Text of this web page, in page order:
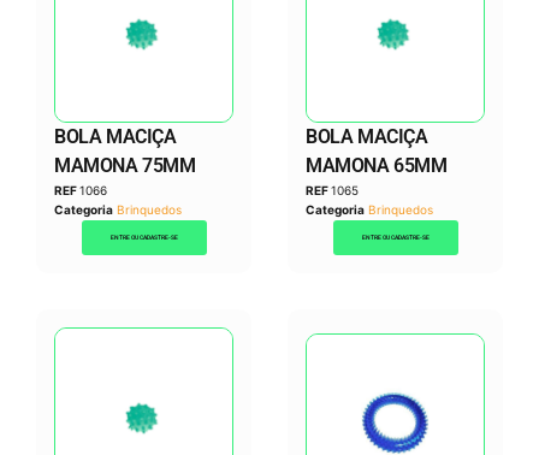
BOLA MACIÇA
MAMONA 75MM
REF1066
Categoria Brinquedos
ENTRE OU CADASTRE-SE
BOLA MACIÇA
MAMONA 65MM
REF1065
Categoria Brinquedos
ENTRE OU CADASTRE-SE